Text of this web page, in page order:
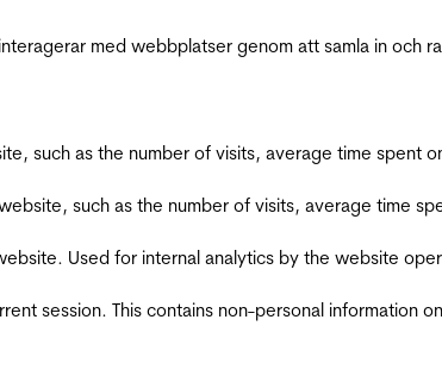
med webbplatser genom att samla in och
such as the number of visits, average time spent
such as the number of visits, average time
Used for internal analytics by the website
session. This contains non-personal